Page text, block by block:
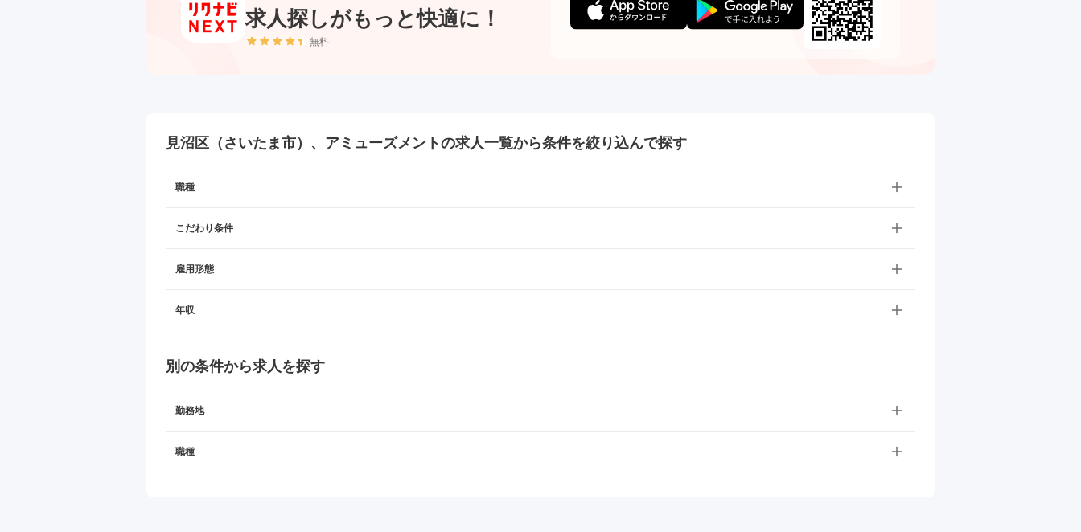
求人探しがもっと快適に！
無料
見沼区（さいたま市）、アミューズメントの求人一覧から条件を絞り込んで探す
職種
こだわり条件
雇用形態
年収
別の条件から求人を探す
勤務地
職種